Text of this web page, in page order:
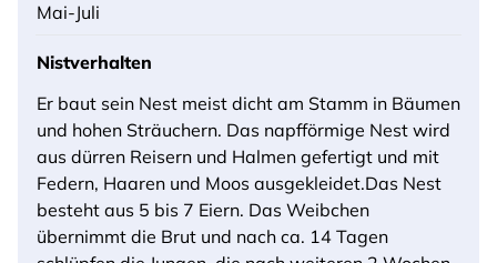
Mai-Juli
Nistverhalten
Er baut sein Nest meist dicht am Stamm in Bäumen
und hohen Sträuchern. Das napfförmige Nest wird
aus dürren Reisern und Halmen gefertigt und mit
Federn, Haaren und Moos ausgekleidet.Das Nest
besteht aus 5 bis 7 Eiern. Das Weibchen
übernimmt die Brut und nach ca. 14 Tagen